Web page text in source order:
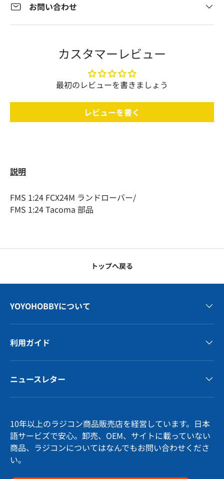
お問い合わせ
カスタマーレビュー
最初のレビューを書きましょう
レビューを書く
説明
FMS 1:24 FCX24M ランドローバー/
FMS 1:24 Tacoma 部品
トップへ戻る
YOYOHOBBYについて
利用ガイド
ニュースレター
10年以上のラジコン商品販売店を経営しています。日本
語サービズで安心。卸売、OEM、サイトに載っていない
商品、ラジコンについてはなんでもお問い合わせくださ
い。